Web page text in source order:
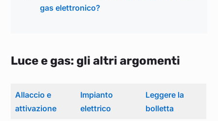
gas elettronico?
Luce e gas: gli altri argomenti
Allaccio e
attivazione
Impianto
elettrico
Leggere la
bolletta